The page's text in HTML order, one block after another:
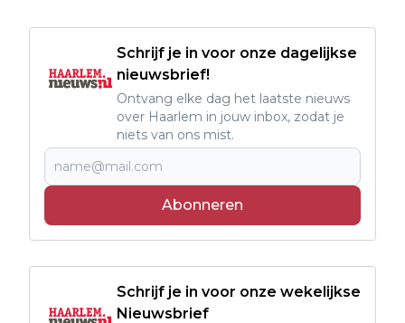
Schrijf je in voor onze dagelijkse
nieuwsbrief!
Ontvang elke dag het laatste nieuws
over Haarlem in jouw inbox, zodat je
niets van ons mist.
Abonneren
Schrijf je in voor onze wekelijkse
Nieuwsbrief